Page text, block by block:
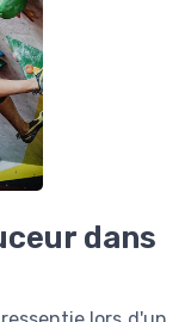
dans